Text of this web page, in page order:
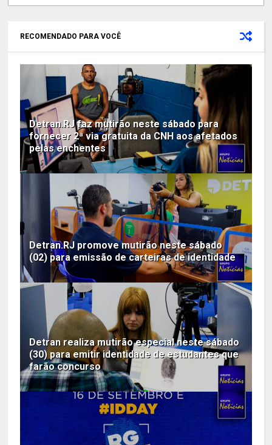
RECOMENDADO PARA VOCÊ
Detran.RJ faz mutirão neste sábado para
fornecer 2ª via gratuita da CNH aos afetados
pelas enchentes
Detran.RJ promove mutirão neste sábado
(02) para emissão de carteiras de identidade
Detran realiza mutirão especial neste sábado
(30) para emitir identidade de estudantes que
farão concurso